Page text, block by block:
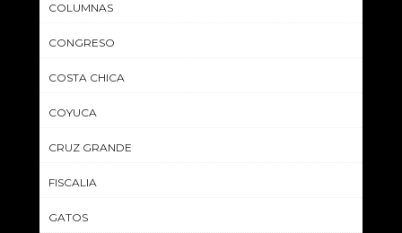
COLUMNAS
CONGRESO
COSTA CHICA
COYUCA
CRUZ GRANDE
FISCALIA
GATOS